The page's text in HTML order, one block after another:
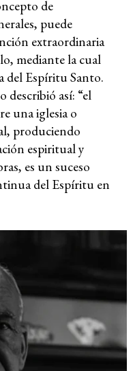
de
puede
extraordinaria
mediante la cual
del Espíritu Santo.
describió así: “el
una iglesia o
produciendo
espiritual y
es un suceso
del Espíritu en